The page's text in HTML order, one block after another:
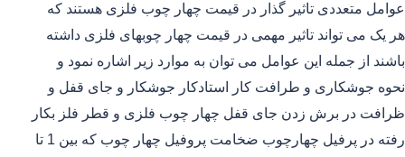
عوامل متعددی تاثیر گذار در قیمت چهار چوب فلزی هستند که
هر یک می تواند تاثیر مهمی در قیمت چهار چوبهای فلزی داشته
باشند از جمله این عوامل می توان به موارد زیر اشاره نمود و
نحوه جوشکاری و طرافت کار استادکار جوشکار و جای قفل و
ظرافت در برش زدن جای قفل چهار چوب فلزی و قطر فلز بکار
رفته در پرفیل چهارچوب ضخامت پروفیل چهار چوب که بین 1 تا